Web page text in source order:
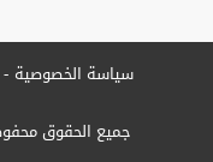
سياسة الخصوصية